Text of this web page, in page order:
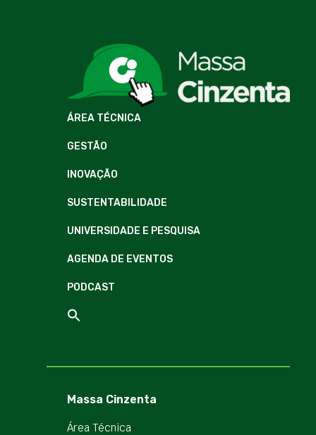
ÁREA TÉCNICA
GESTÃO
INOVAÇÃO
SUSTENTABILIDADE
UNIVERSIDADE E PESQUISA
AGENDA DE EVENTOS
PODCAST
Massa Cinzenta
Área Técnica